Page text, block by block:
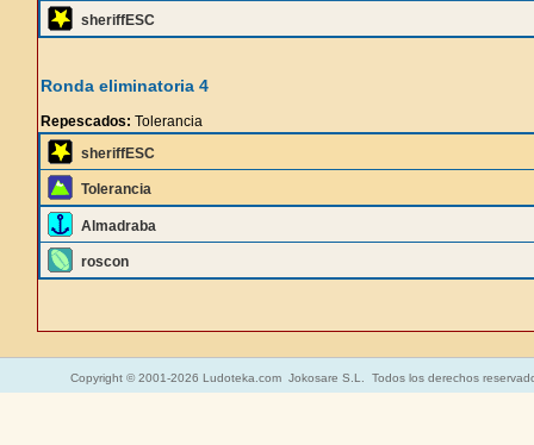
sheriffESC
Ronda eliminatoria 4
Repescados: Tolerancia
sheriffESC
Tolerancia
Almadraba
roscon
Copyright © 2001-2026 Ludoteka.com Jokosare S.L. Todos los derechos